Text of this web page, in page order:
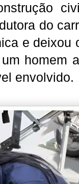
do
e deixou
homem
envolvido.